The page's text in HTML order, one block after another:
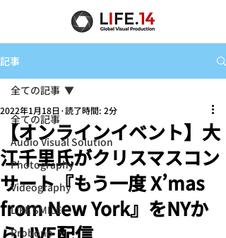
記事
全ての記事
Audio Visual Solution
Photography
Videography
LIFE SMILE
Probono
全ての記事
【オンラインイベント】大
江千里氏がクリスマスコン
サート『もう一度 X’mas
from New York』をNYか
2022年1月18日 読了時間: 2分